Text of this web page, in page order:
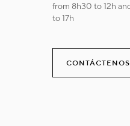
from 8h30 to 12h
to 17h
CONTÁCTENOS